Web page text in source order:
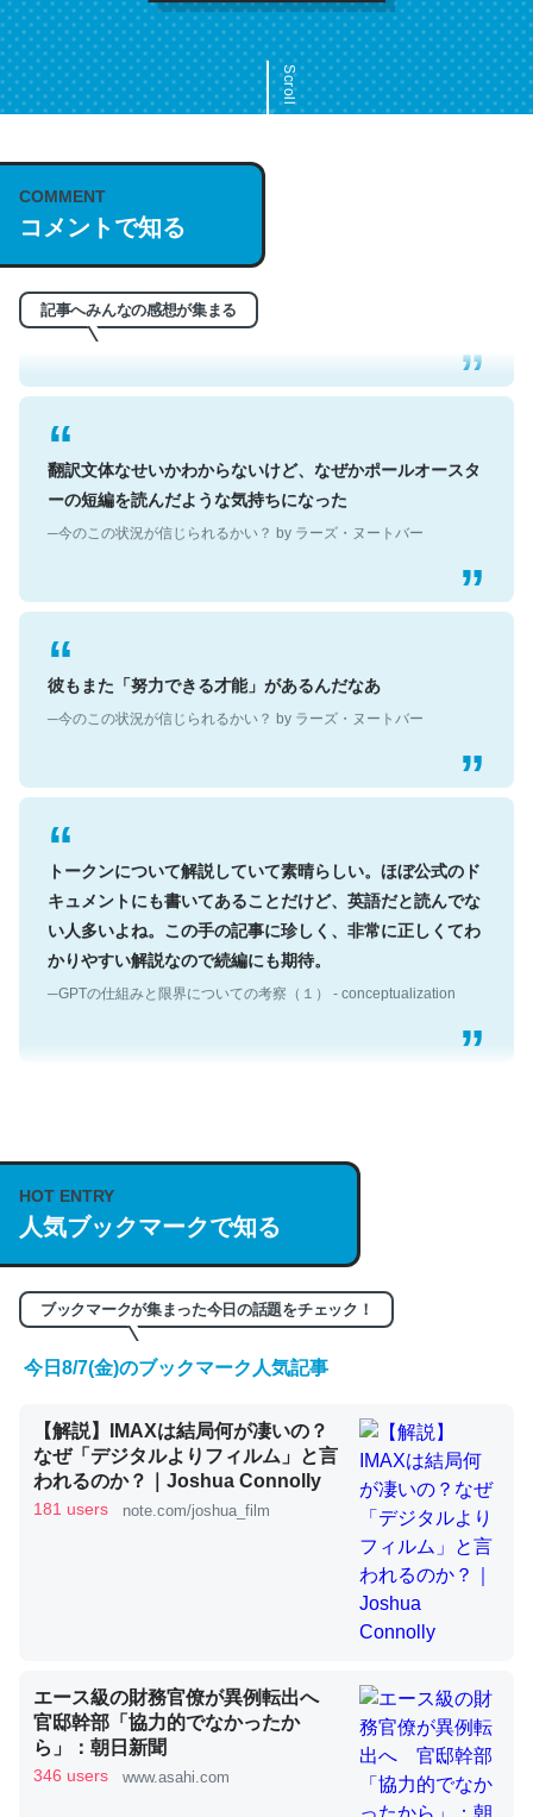
Scroll
COMMENT
コメントで知る
記事へみんなの感想が集まる
これは名文。彼はとてもクレバーなんだろうなと凄く思
う。英語少しでも読める人は原文もお勧め。自分はこの流
れ好き。Let’s Fucking Go. Then Covid hit. Shit.
─今のこの状況が信じられるかい？ by ラーズ・ヌートバー
翻訳文体なせいかわからないけど、なぜかポールオースタ
ーの短編を読んだような気持ちになった
彼もまた「努力できる才能」があるんだなあ
トークンについて解説していて素晴らしい。ほぼ公式のド
キュメントにも書いてあることだけど、英語だと読んでな
い人多いよね。この手の記事に珍しく、非常に正しくてわ
かりやすい解説なので続編にも期待。
説してる記事が少ないので貴重な良記事。/続編来た
https://isobe324649.hatenablog.com/entry/2023/03/27
/064121
─GPTの仕組みと限界についての考察（１） - conceptualization
くらい。小説でいう「ずっと前の伏線」は回収されないけ
ど、短期記憶というには多い分量。進化すればするほど分
かりやすく強くなりそう
─GPTの仕組みと限界についての考察（１） - conceptualization
昆虫ってカルシウム少ないのか。知らんかった。調べたら
コオロギのカルシウム分はエビの600分の1程度。
─ニュース :: 【研究発表】昆虫学の大問題＝「昆虫はなぜ海にいな
HOT ENTRY
人気ブックマークで知る
ブックマークが集まった今日の話題をチェック！
今日8/7(金)のブックマーク人気記事
【解説】IMAXは結局何が凄いの？
なぜ「デジタルよりフィルム」と言
われるのか？｜Joshua Connolly
181 users note.com/joshua_film
エース級の財務官僚が異例転出へ
官邸幹部「協力的でなかったか
ら」：朝日新聞
346 users www.asahi.com